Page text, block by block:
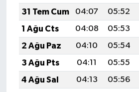
31 Tem Cum
04:07 05:52
1 Ağu Cts
04:08 05:53
2 Ağu Paz
04:10 05:54
3 Ağu Pts
04:11 05:55
4 Ağu Sal
04:13 05:56